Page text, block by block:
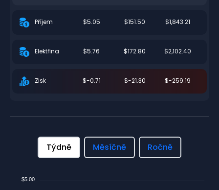
Příjem $5.05 $151.50 $1,843.21
Elektřina $5.76 $172.80 $2,102.40
Zisk $-0.71 $-21.30 $-259.19
Týdně Měsíčně Ročně
$5.00